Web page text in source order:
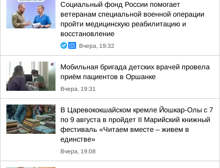
Социальный фонд России помогает
ветеранам специальной военной операции
пройти медицинскую реабилитацию и
восстановление
Вчера, 19:32
Мобильная бригада детских врачей провела
приём пациентов в Оршанке
Вчера, 19:31
В Царевококшайском кремле Йошкар-Олы с 7
по 9 августа в пройдет II Марийский книжный
фестиваль «Читаем вместе – живем в
единстве»
Вчера, 19:08